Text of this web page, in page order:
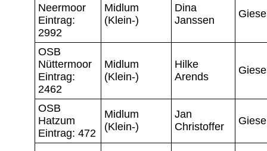
Neermoor
Eintrag:
2992
Midlum
(Klein-)
Dina
Janssen
OSB
Nüttermoor
Eintrag:
2462
Midlum
(Klein-)
Hilke
Arends
OSB
Hatzum
Eintrag: 472
Midlum
(Klein-)
Jan
Christoffer